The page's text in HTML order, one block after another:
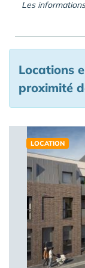
Les
Locations
proximité
LOCATION